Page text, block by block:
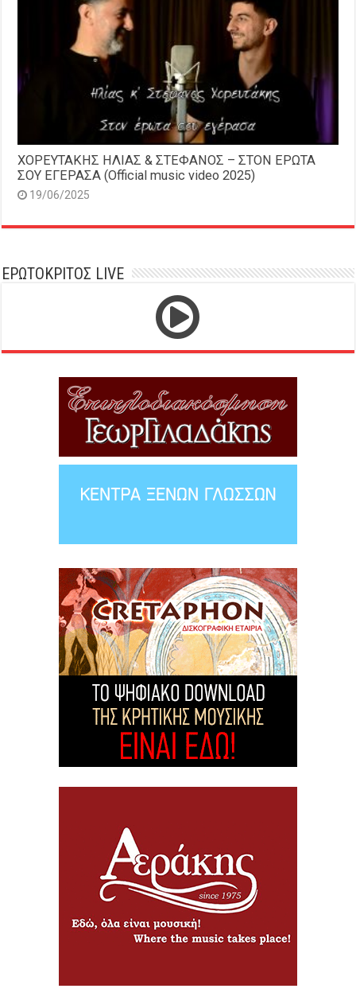
ΧΟΡΕΥΤΑΚΗΣ ΗΛΙΑΣ & ΣΤΕΦΑΝΟΣ – ΣΤΟΝ ΕΡΩΤΑ
ΣΟΥ ΕΓΕΡΑΣΑ (Official music video 2025)
19/06/2025
ΕΡΩΤΟΚΡΙΤΟΣ LIVE